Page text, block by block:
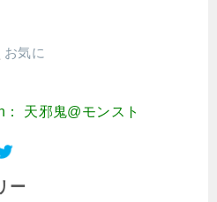
お気に
天邪鬼@モンスト
ー